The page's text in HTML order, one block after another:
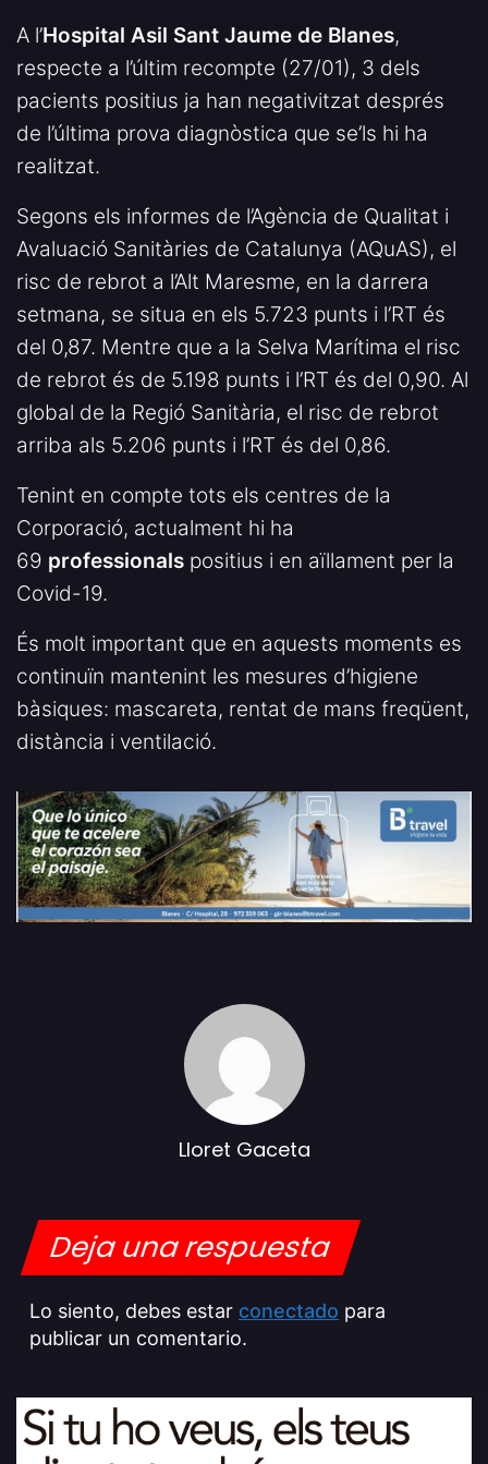
A l’Hospital Asil Sant Jaume de Blanes,
respecte a l’últim recompte (27/01), 3 dels
pacients positius ja han negativitzat després
de l’última prova diagnòstica que se’ls hi ha
realitzat.
Segons els informes de l’Agència de Qualitat i
Avaluació Sanitàries de Catalunya (AQuAS), el
risc de rebrot a l’Alt Maresme, en la darrera
setmana, se situa en els 5.723 punts i l’RT és
del 0,87. Mentre que a la Selva Marítima el risc
de rebrot és de 5.198 punts i l’RT és del 0,90. Al
global de la Regió Sanitària, el risc de rebrot
arriba als 5.206 punts i l’RT és del 0,86.
Tenint en compte tots els centres de la
Corporació, actualment hi ha
69 professionals positius i en aïllament per la
Covid-19.
És molt important que en aquests moments es
continuïn mantenint les mesures d’higiene
bàsiques: mascareta, rentat de mans freqüent,
distància i ventilació.
Lloret Gaceta
Deja una respuesta
Lo siento, debes estar conectado para
publicar un comentario.